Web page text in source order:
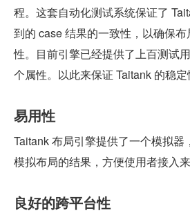
程。这套自动化测试系统保证了
到的 case 结果的一致性，以确保
性。目前引擎已经提供了上百测试
个属性。以此来保证 Taitank 的稳定
易用性
Taitank 布局引擎提供了一个模拟器
模拟布局的结果，方便使用者接入
良好的跨平台性